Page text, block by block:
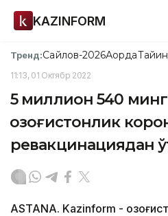
KAZINFORM
Тренд:Сайлов-2026Ақорда
11:13, 01 Октябр 2022
5 миллион 540
қозоғистонлик
ревакцинациядан
ASTANА. Kazinform -